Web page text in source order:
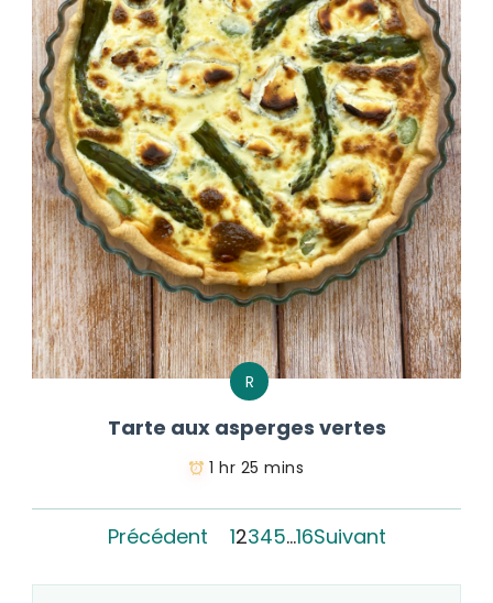
R
Tarte aux asperges vertes
1 hr 25 mins
Précédent 12345…16Suivant